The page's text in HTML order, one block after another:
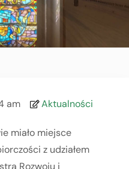
am Aktualności
miało miejsce
z udziałem
Rozwoju i